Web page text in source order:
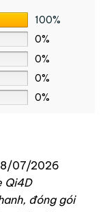
100%
0%
0%
0%
0%
07/2026
Qi4D
đóng gói